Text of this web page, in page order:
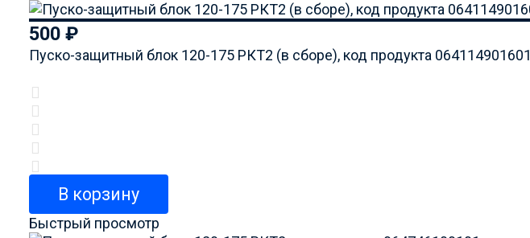
500 ₽
Пуско-защитный блок 120-175 РКТ2 (в сборе), код продукта 064114901601
В корзину
Быстрый просмотр